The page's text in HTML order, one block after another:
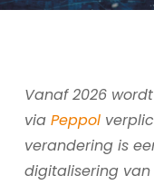
Vanaf 2026
via Peppol
verandering is
digitalisering van